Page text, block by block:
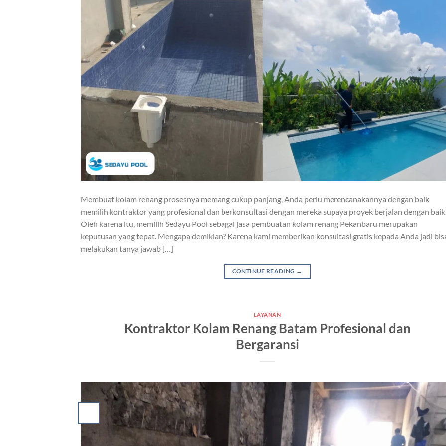
Membuat kolam renang prosesnya memang cukup panjang, Anda perlu merencanakannya dengan baik
memilih kontraktor yang profesional dan berkonsultasi dengan mereka supaya proyek berjalan dengan baik.
Oleh karena itu, memilih Sedayu Pool sebagai jasa pembuatan kolam renang Pekanbaru merupakan
keputusan yang tepat. Mengapa demikian? Karena kami memberikan konsultasi gratis kepada Anda jadi
melakukan tanya jawab […]
CONTINUE READING →
LAYANAN
Kontraktor Kolam Renang Batam Profesional dan
Bergaransi